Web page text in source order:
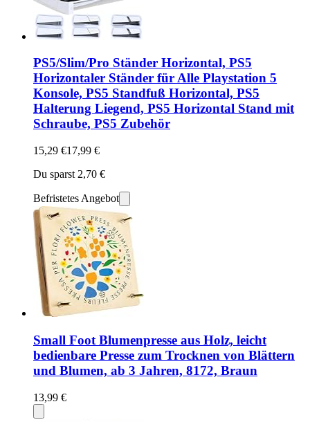
PS5/Slim/Pro Ständer Horizontal, PS5
Horizontaler Ständer für Alle Playstation 5
Konsole, PS5 Standfuß Horizontal, PS5
Halterung Liegend, PS5 Horizontal Stand mit
Schraube, PS5 Zubehör
15,29 €17,99 €
Du sparst 2,70 €
Befristetes Angebot
Small Foot Blumenpresse aus Holz, leicht
bedienbare Presse zum Trocknen von Blättern
und Blumen, ab 3 Jahren, 8172, Braun
13,99 €